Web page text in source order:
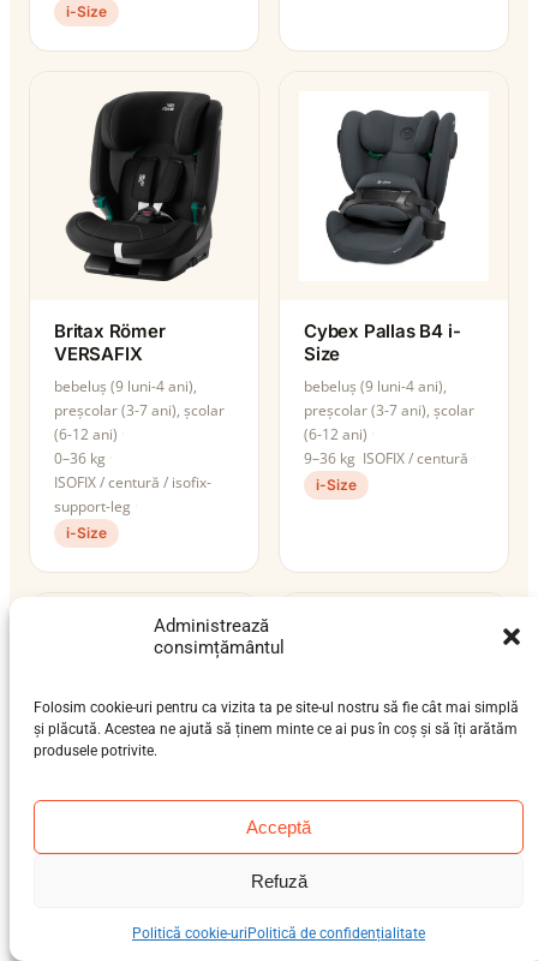
Administrează
consimțământul
Folosim cookie-uri pentru ca vizita ta pe site-ul nostru să fie cât mai simplă
și plăcută. Acestea ne ajută să ținem minte ce ai pus în coș și să îți arătăm
produsele potrivite.
Acceptă
Refuză
Politică cookie-uri Politică de confidențialitate
i-Size
Britax Römer
VERSAFIX
bebeluș (9 luni-4 ani),
preșcolar (3-7 ani), școlar
(6-12 ani)
0–36 kg
ISOFIX / centură / isofix-
support-leg
i-Size
Cybex Pallas B4 i-
Size
bebeluș (9 luni-4 ani),
preșcolar (3-7 ani), școlar
(6-12 ani)
9–36 kg ISOFIX / centură
i-Size
Cybex Pallas G i-
preșcolar (3-7 ani), școlar
Cybex Pallas G2
bebeluș (9 luni-4 ani),
(6-12 ani)